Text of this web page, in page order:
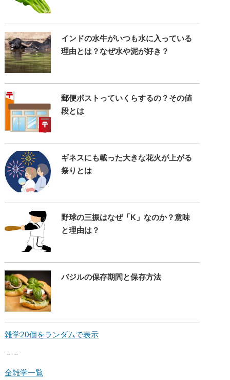
インドの水牛がいつも水に入っている
理由とは？なぜ水や泥が好き？
郵便ポストっていくらするの？その値
段とは
ギネスにも載った大きな花火が上がる
祭りとは
野球の三振はなぜ「K」なのか？意味
と理由は？
バジルの保存期間と保存方法
雑学20個をランダムで表示
－－
全雑学一覧